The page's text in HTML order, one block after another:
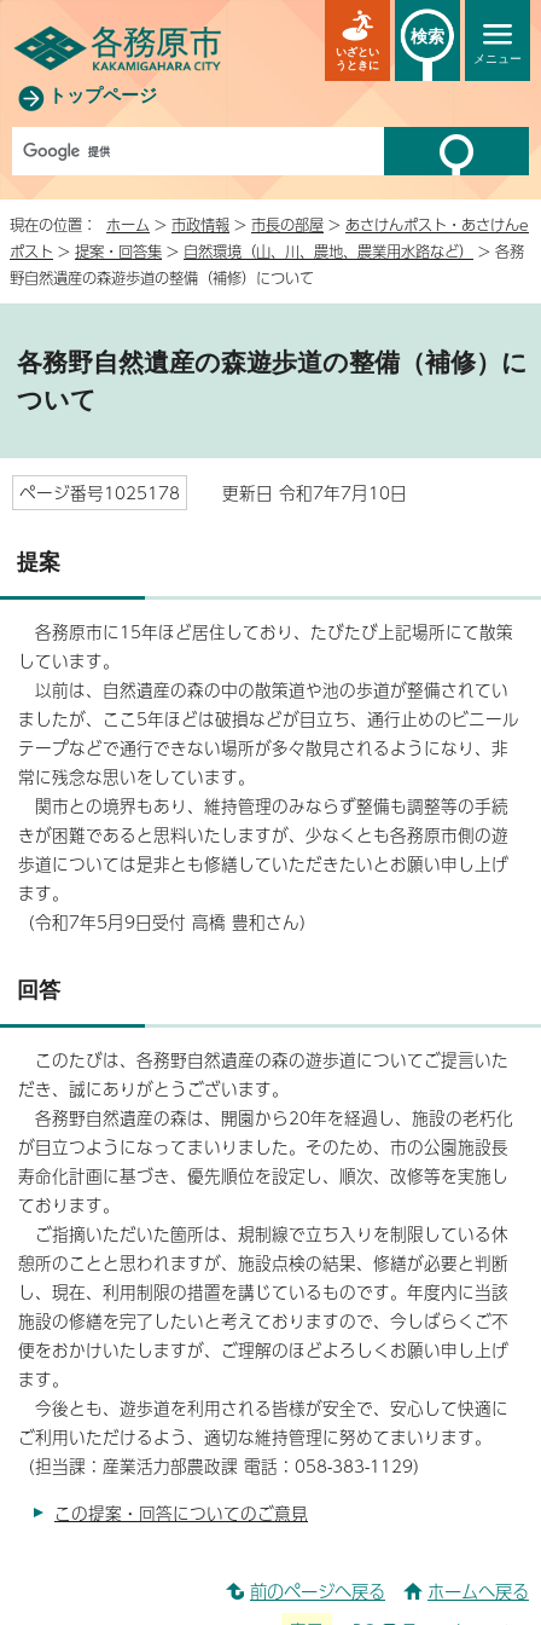
トップページ
メニュー
いざとい
うときに
検索
現在の位置： ホーム > 市政情報 > 市長の部屋 > あさけんポスト・あさけんe
ポスト > 提案・回答集 > 自然環境（山、川、農地、農業用水路など）
> 各務
野自然遺産の森遊歩道の整備（補修）について
各務野自然遺産の森遊歩道の整備（補修）に
ついて
ページ番号1025178 更新日 令和7年7月10日
提案
各務原市に15年ほど居住しており、たびたび上記場所にて散策
しています。
以前は、自然遺産の森の中の散策道や池の歩道が整備されてい
ましたが、ここ5年ほどは破損などが目立ち、通行止めのビニール
テープなどで通行できない場所が多々散見されるようになり、非
常に残念な思いをしています。
関市との境界もあり、維持管理のみならず整備も調整等の手続
きが困難であると思料いたしますが、少なくとも各務原市側の遊
歩道については是非とも修繕していただきたいとお願い申し上げ
ます。
（令和7年5月9日受付 高橋 豊和さん）
回答
このたびは、各務野自然遺産の森の遊歩道についてご提言いた
だき、誠にありがとうございます。
各務野自然遺産の森は、開園から20年を経過し、施設の老朽化
が目立つようになってまいりました。そのため、市の公園施設長
寿命化計画に基づき、優先順位を設定し、順次、改修等を実施し
ております。
ご指摘いただいた箇所は、規制線で立ち入りを制限している休
憩所のことと思われますが、施設点検の結果、修繕が必要と判断
し、現在、利用制限の措置を講じているものです。年度内に当該
施設の修繕を完了したいと考えておりますので、今しばらくご不
便をおかけいたしますが、ご理解のほどよろしくお願い申し上げ
ます。
今後とも、遊歩道を利用される皆様が安全で、安心して快適に
ご利用いただけるよう、適切な維持管理に努めてまいります。
（担当課：産業活力部農政課 電話：058-383-1129）
この提案・回答についてのご意見
前のページへ戻る ホームへ戻る